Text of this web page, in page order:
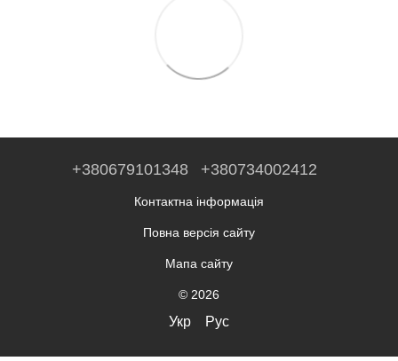
+380679101348 +380734002412
Контактна інформація
Повна версія сайту
Мапа сайту
© 2026
Укр Рус